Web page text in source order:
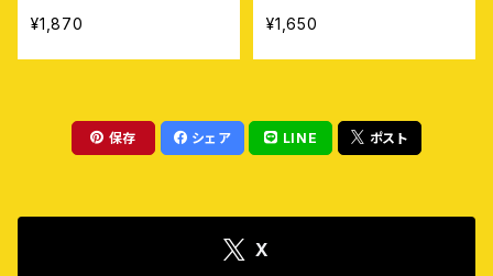
¥1,870 ¥1,650
保存 シェア LINE ポスト
X